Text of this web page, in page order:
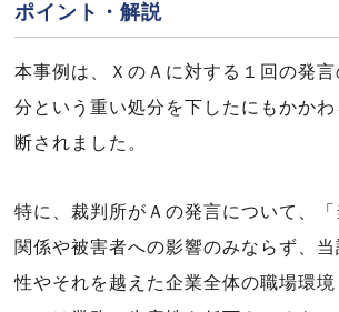
ポイント・解説
本事例は、ＸのＡに対する１回の発
分という重い処分を下したにもかかわ
断されました。
特に、裁判所がＡの発言について、
関係や被害者への影響のみならず、
性やそれを越えた企業全体の職場環